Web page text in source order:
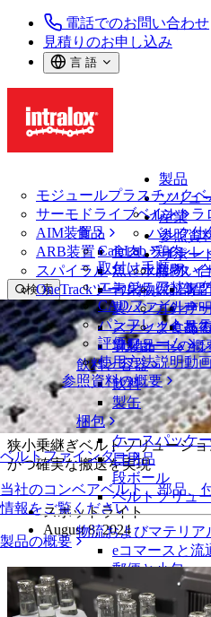
電話でのお問い合わせ
見積りのお申し込み
言 語
製品
モジュールプラスチック
サーモドライブベルト
AIM装置
ARB装置
スパイラル
OneTrackツールおよび部品
ベルトファインダー
当社のコンベアベルト、部品、
情報をご覧ください
製品の概要
ソリュ
イントラ
バルク仕
ラインレ
パレタイ
専
サ
技
ソリューショ
産業
食品
食肉、鶏肉
魚と水産物
青果物
製パン
スナック食品
乳製品
飲料と容器
飲料
製缶
梱包
ケースパッケ
日用品
段ボール
ベルトソリュ
物流およびマテリア
eコマースと流
郵便と小包
タイヤおよび自動車
タイヤ
参照資
CalcLab
取付け手順
エンジニアリン
CADファイル
パンフレット・
評価フォーム
使用方法説明動
参照資料の概要
サポー
お問い
保証
方針声
よくあ
サポートの概
検 索
メニューを開く
ニュース・メディア
デッドプレートの
連するリスクを排除
狭小乗継ぎベルトソリューシ
かつ確実な搬送を実現
スポットライト
August 8, 2024